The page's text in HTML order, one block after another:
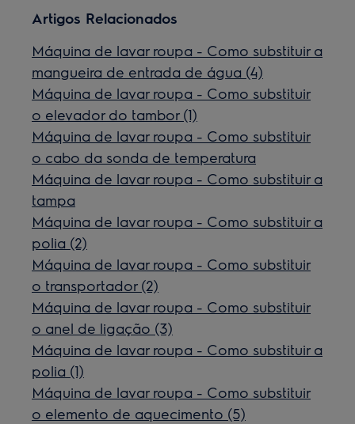
Artigos Relacionados
Máquina de lavar roupa - Como substituir a
mangueira de entrada de água (4)
Máquina de lavar roupa - Como substituir
o elevador do tambor (1)
Máquina de lavar roupa - Como substituir
o cabo da sonda de temperatura
Máquina de lavar roupa - Como substituir a
tampa
Máquina de lavar roupa - Como substituir a
polia (2)
Máquina de lavar roupa - Como substituir
o transportador (2)
Máquina de lavar roupa - Como substituir
o anel de ligação (3)
Máquina de lavar roupa - Como substituir a
polia (1)
Máquina de lavar roupa - Como substituir
o elemento de aquecimento (5)